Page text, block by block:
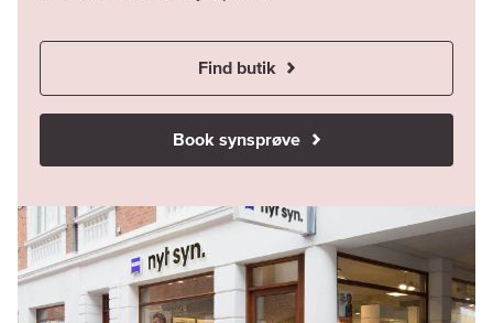
Find butik
Book synsprøve